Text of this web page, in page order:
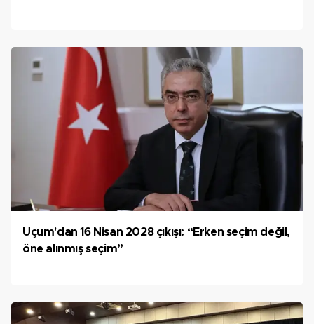
Uçum'dan 16 Nisan 2028 çıkışı: “Erken seçim değil,
öne alınmış seçim”